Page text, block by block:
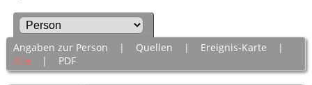
Angaben zur Person | Quellen | Ereignis-Karte |
Alle | PDF